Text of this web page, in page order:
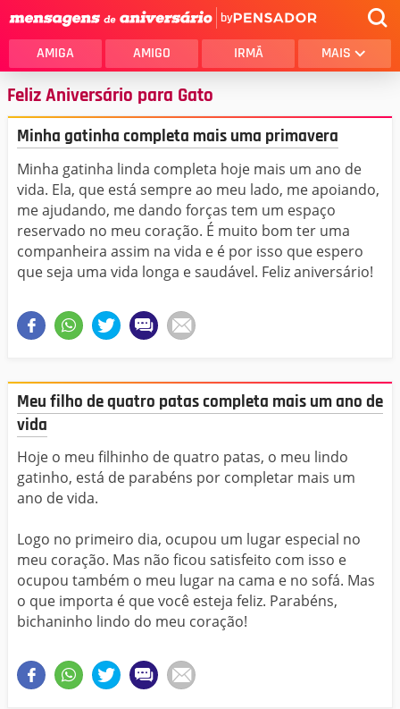
by
AMIGA AMIGO IRMÃ MAIS
Feliz Aniversário para Gato
Minha gatinha completa mais uma primavera
Minha gatinha linda completa hoje mais um ano de
vida. Ela, que está sempre ao meu lado, me apoiando,
me ajudando, me dando forças tem um espaço
reservado no meu coração. É muito bom ter uma
companheira assim na vida e é por isso que espero
que seja uma vida longa e saudável. Feliz aniversário!
Meu filho de quatro patas completa mais um ano de
vida
Hoje o meu filhinho de quatro patas, o meu lindo
gatinho, está de parabéns por completar mais um
ano de vida.
Logo no primeiro dia, ocupou um lugar especial no
meu coração. Mas não ficou satisfeito com isso e
ocupou também o meu lugar na cama e no sofá. Mas
o que importa é que você esteja feliz. Parabéns,
bichaninho lindo do meu coração!